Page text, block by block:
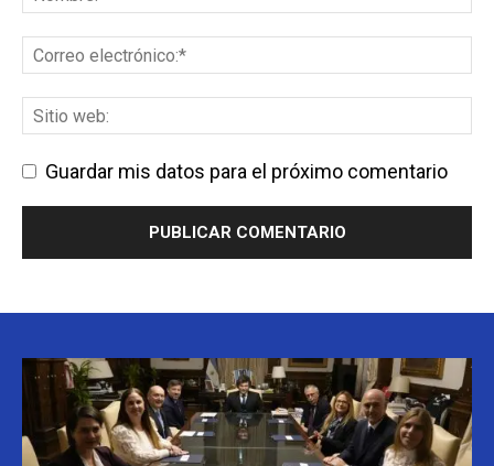
Guardar mis datos para el próximo comentario